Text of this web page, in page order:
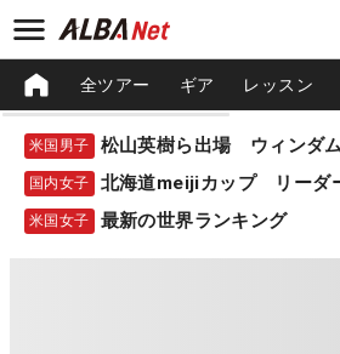
全ツアー ギア レッスン
米国男子
国内女子 北海道meijiカップ リーダ
米国女子 最新の世界ランキング